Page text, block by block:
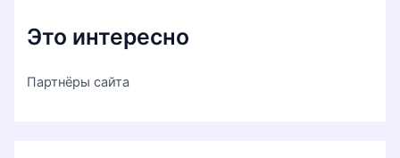
Это интересно
Партнёры сайта